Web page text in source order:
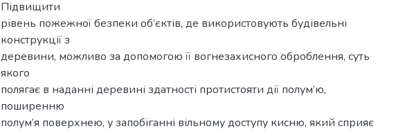
Підвищити
рівень пожежної безпеки об’єктів, де використовують будівельні
конструкції з
деревини, можливо за допомогою її вогнезахисного оброблення, суть
якого
полягає в наданні деревині здатності протистояти дії полум’ю,
поширенню
полум’я поверхнею, у запобіганні вільному доступу кисню, який сприяє